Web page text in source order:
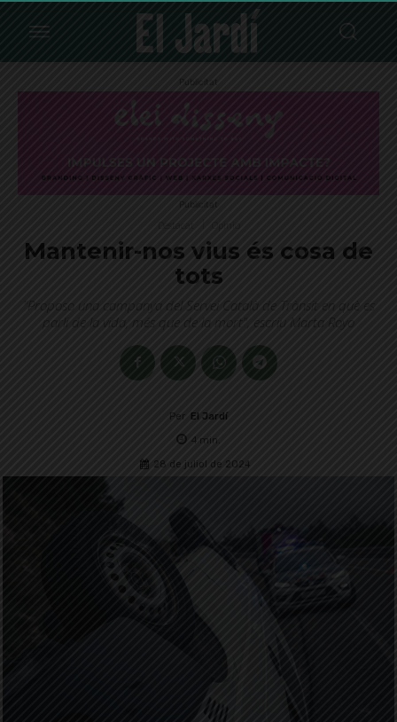
Publicitat
Publicitat
Mantenir-nos vius és cosa de
tots
"Proposo una campanya del Servei Català de Trànsit en què es
parli de la vida, més que de la mort", escriu Marta Royo
Per El Jardí
4 min.
28 de juliol de 2024